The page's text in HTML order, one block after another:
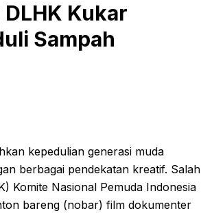
Kukar
Sampah
kepedulian generasi muda
berbagai pendekatan kreatif. Salah
Komite Nasional Pemuda Indonesia
bareng (nobar) film dokumenter